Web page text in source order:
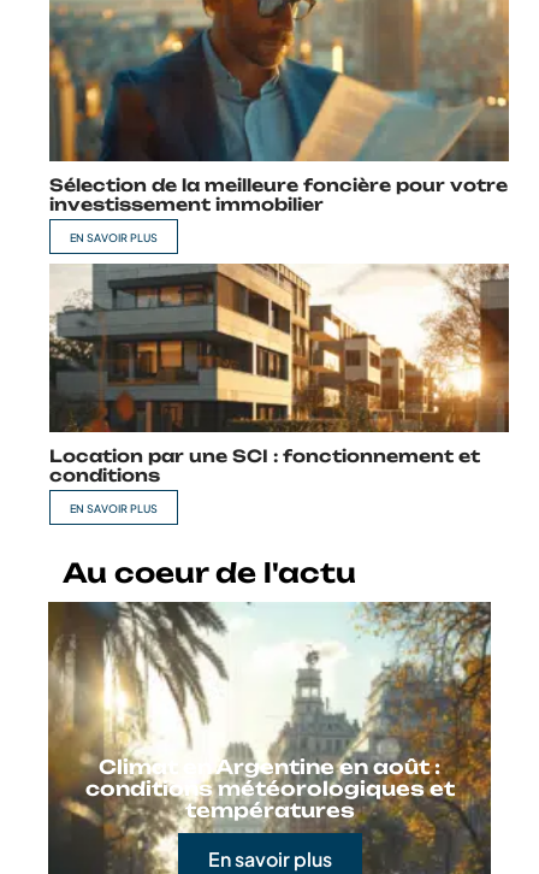
Sélection de la meilleure foncière pour votre
investissement immobilier
EN SAVOIR PLUS
Location par une SCI : fonctionnement et
conditions
EN SAVOIR PLUS
Au coeur de l'actu
Climat en Argentine en août :
conditions météorologiques et
températures
En savoir plus